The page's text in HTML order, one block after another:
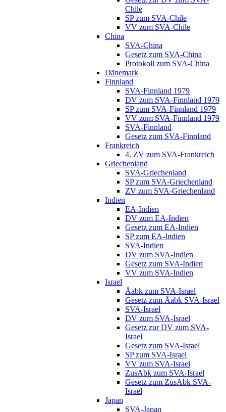
Chile
SP zum SVA-Chile
VV zum SVA-Chile
China
SVA-China
Gesetz zum SVA-China
Protokoll zum SVA-China
Dänemark
Finnland
SVA-Finnland 1979
DV zum SVA-Finnland 1979
SP zum SVA-Finnland 1979
VV zum SVA-Finnland 1979
SVA-Finnland
Gesetz zum SVA-Finnland
Frankreich
4. ZV zum SVA-Frankreich
Griechenland
SVA-Griechenland
SP zum SVA-Griechenland
ZV zum SVA-Griechenland
Indien
EA-Indien
DV zum EA-Indien
Gesetz zum EA-Indien
SP zum EA-Indien
SVA-Indien
DV zum SVA-Indien
Gesetz zum SVA-Indien
VV zum SVA-Indien
Israel
Äabk zum SVA-Israel
Gesetz zum Äabk SVA-Israel
SVA-Israel
DV zum SVA-Israel
Gesetz zur DV zum SVA-
Israel
Gesetz zum SVA-Israel
SP zum SVA-Israel
VV zum SVA-Israel
ZusAbk zum SVA-Israel
Gesetz zum ZusAbk SVA-
Israel
Japan
SVA-Japan